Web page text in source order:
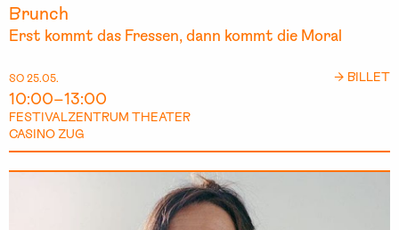
SO 25.05.
10:00–13:00
FESTIVALZENTRUM THEATER
CASINO ZUG
Brunch
Erst kommt das Fressen, dann kommt die Moral
→ BILLET